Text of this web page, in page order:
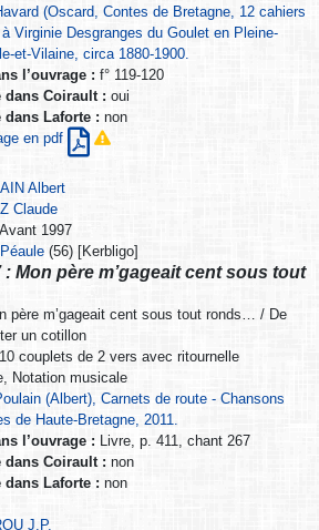
(Oscard, Contes de Bretagne, 12 cahiers
Virginie Desgranges du Goulet en Pleine-
et-Vilaine, circa 1880-1900.
l’ouvrage : f° 119-120
dans Coirault : oui
dans Laforte : non
en pdf
Albert
Claude
Avant 1997
Péaule (56) [Kerbligo]
: Mon père m’gageait cent sous tout
père m’gageait cent sous tout ronds… / De
un cotillon
10 couplets de 2 vers avec ritournelle
Notation musicale
(Albert), Carnets de route - Chansons
de Haute-Bretagne, 2011.
l’ouvrage : Livre, p. 411, chant 267
dans Coirault : non
dans Laforte : non
J.P.